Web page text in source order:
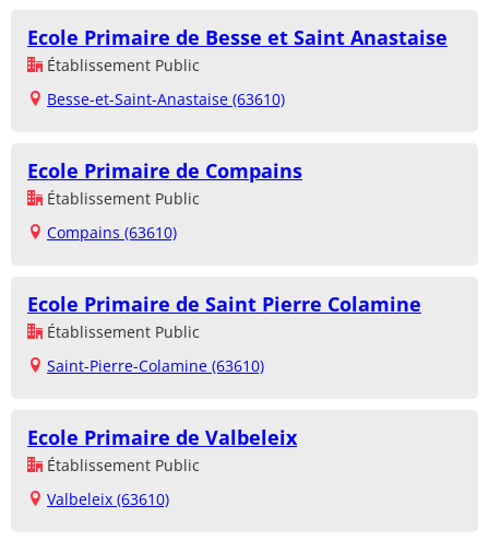
Ecole Primaire de Besse et Saint Anastaise
Établissement Public
Besse-et-Saint-Anastaise (63610)
Ecole Primaire de Compains
Établissement Public
Compains (63610)
Ecole Primaire de Saint Pierre Colamine
Établissement Public
Saint-Pierre-Colamine (63610)
Ecole Primaire de Valbeleix
Établissement Public
Valbeleix (63610)